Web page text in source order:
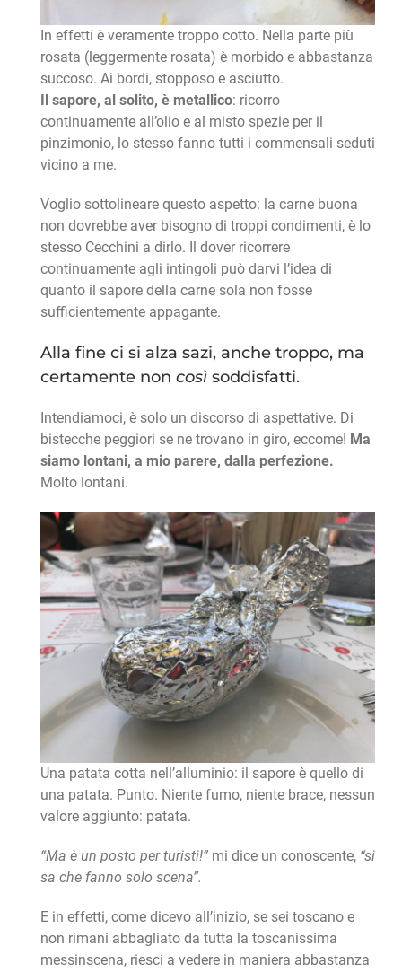
In effetti è veramente troppo cotto. Nella parte più
rosata (leggermente rosata) è morbido e abbastanza
succoso. Ai bordi, stopposo e asciutto.
Il sapore, al solito, è metallico: ricorro
continuamente all’olio e al misto spezie per il
pinzimonio, lo stesso fanno tutti i commensali seduti
vicino a me.
Voglio sottolineare questo aspetto: la carne buona
non dovrebbe aver bisogno di troppi condimenti, è lo
stesso Cecchini a dirlo. Il dover ricorrere
continuamente agli intingoli può darvi l’idea di
quanto il sapore della carne sola non fosse
sufficientemente appagante.
Alla fine ci si alza sazi, anche troppo, ma
certamente non cosìsoddisfatti.
Intendiamoci, è solo un discorso di aspettative. Di
bistecche peggiori se ne trovano in giro, eccome! Ma
siamo lontani, a mio parere, dalla perfezione.
Molto lontani.
Una patata cotta nell’alluminio: il sapore è quello di
una patata. Punto. Niente fumo, niente brace, nessun
valore aggiunto: patata.
“Ma è un posto per turisti!”mi dice un conoscente, “si
sa che fanno solo scena”.
E in effetti, come dicevo all’inizio, se sei toscano e
non rimani abbagliato da tutta la toscanissima
messinscena, riesci a vedere in maniera abbastanza